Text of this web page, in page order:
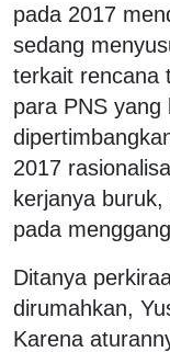
pada 2017
sedang
terkait rencana
para PNS yang
2017
kerjanya
pada
‪Ditanya
dirumahkan,
Karena